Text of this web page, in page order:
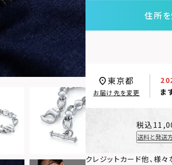
住所
ま
東京都
お届け先を変更
税込
送料と発送
クレジットカード他、様